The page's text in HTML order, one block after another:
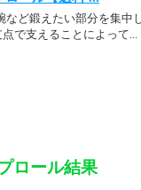
ど鍛えたい部分を集
で支えることによって...
ロール結果